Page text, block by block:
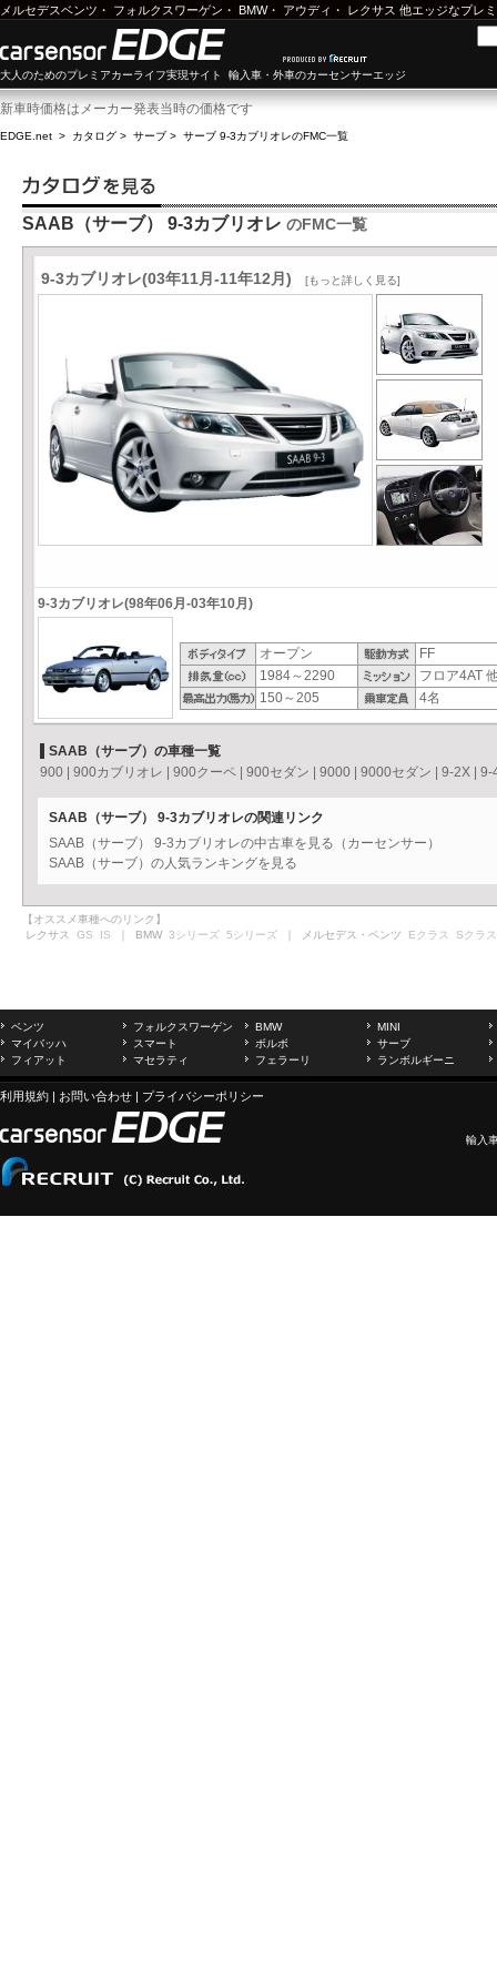
メルセデスベンツ ・ フォルクスワーゲン ・ BMW・ アウディ ・ レクサス 他エッジなプレ
大人のためのプレミアカーライフ実現サイト 輸入車・外車のカーセンサーエッジ
新車時価格はメーカー発表当時の価格です
EDGE.net > カタログ > サーブ > サーブ 9-3カブリオレのFMC一覧
SAAB（サーブ） 9-3カブリオレ のFMC一覧
9-3カブリオレ(03年11月-11年12月) [もっと詳しく見る]
9-3カブリオレ(98年06月-03年10月)
オープン
FF
1984～2290
フロア4AT
150～205
4名
SAAB（サーブ）の車種一覧
900
900カブリオレ 900クーペ 900セダン 9000 9000セダン 9-2X 9-
SAAB（サーブ） 9-3カブリオレの関連リンク
SAAB（サーブ） 9-3カブリオレの中古車を見る（カーセンサー）
SAAB（サーブ）の人気ランキングを見る
【オススメ車種へのリンク】
レクサス GS IS ｜ BMW 3シリーズ 5シリーズ ｜ メルセデス・ベンツ Eクラス Sクラス
ベンツ フォルクスワーゲン BMW
MINI
マイバッハ
スマート ボルボ
サーブ
フィアット
マセラティ フェラーリ ランボルギーニ
利用規約 | お問い合わせ | プライバシーポリシー
輸入